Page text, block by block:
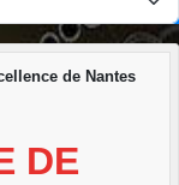
de Nantes
DE